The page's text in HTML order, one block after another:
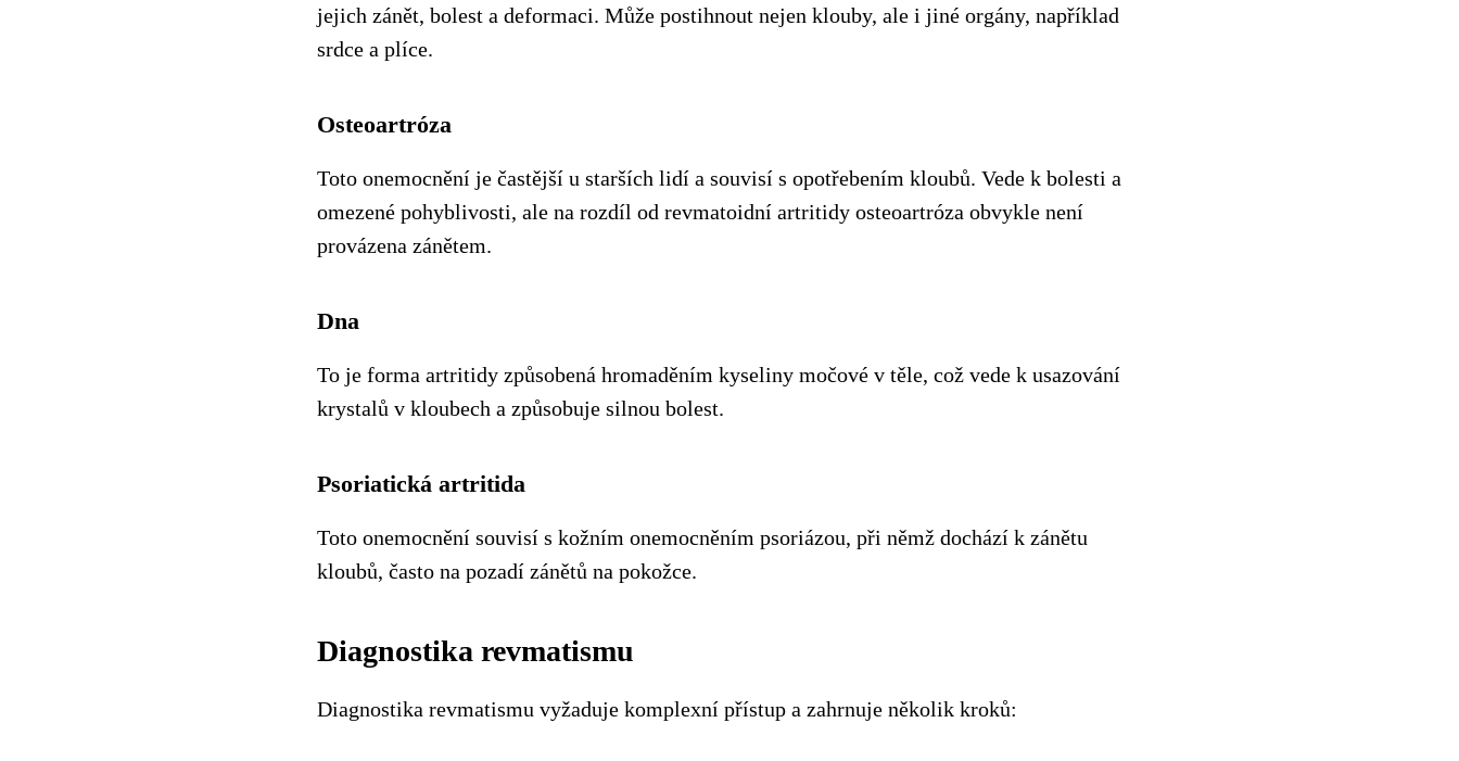
jejich zánět, bolest a deformaci. Může postihnout nejen klouby, ale i jiné orgány, například
srdce a plíce.
Osteoartróza
Toto onemocnění je častější u starších lidí a souvisí s opotřebením kloubů. Vede k bolesti a
omezené pohyblivosti, ale na rozdíl od revmatoidní artritidy osteoartróza obvykle není
provázena zánětem.
Dna
To je forma artritidy způsobená hromaděním kyseliny močové v těle, což vede k usazování
krystalů v kloubech a způsobuje silnou bolest.
Psoriatická artritida
Toto onemocnění souvisí s kožním onemocněním psoriázou, při němž dochází k zánětu
kloubů, často na pozadí zánětů na pokožce.
Diagnostika revmatismu
Diagnostika revmatismu vyžaduje komplexní přístup a zahrnuje několik kroků: